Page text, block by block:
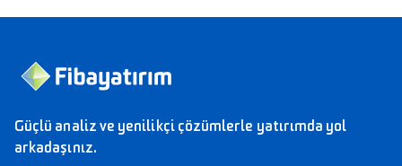
Güçlü analiz ve yenilikçi çözümlerle yatırımda yol
arkadaşınız.